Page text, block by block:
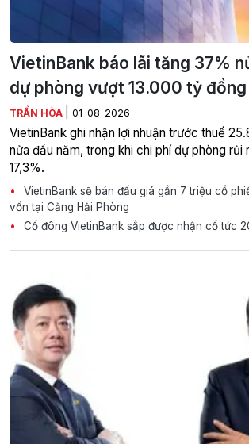
VietinBank báo lãi tăng 37%
dự phòng vượt 13.000 tỷ đồng
TRẦN HÒA 01-08-2026
VietinBank ghi nhận lợi nhuận trước thuế
nửa đầu năm, trong khi chi phí dự phòng rủi
17,3%.
VietinBank sẽ bán đấu giá gần 7 triệu cổ
vốn tại Cảng Hải Phòng
Cổ đông VietinBank sắp được nhận cổ tức